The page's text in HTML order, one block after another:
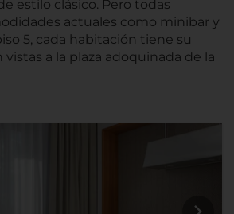
estilo clásico. Pero todas
actuales como minibar y
5, cada habitación tiene su
vistas a la plaza adoquinada de la